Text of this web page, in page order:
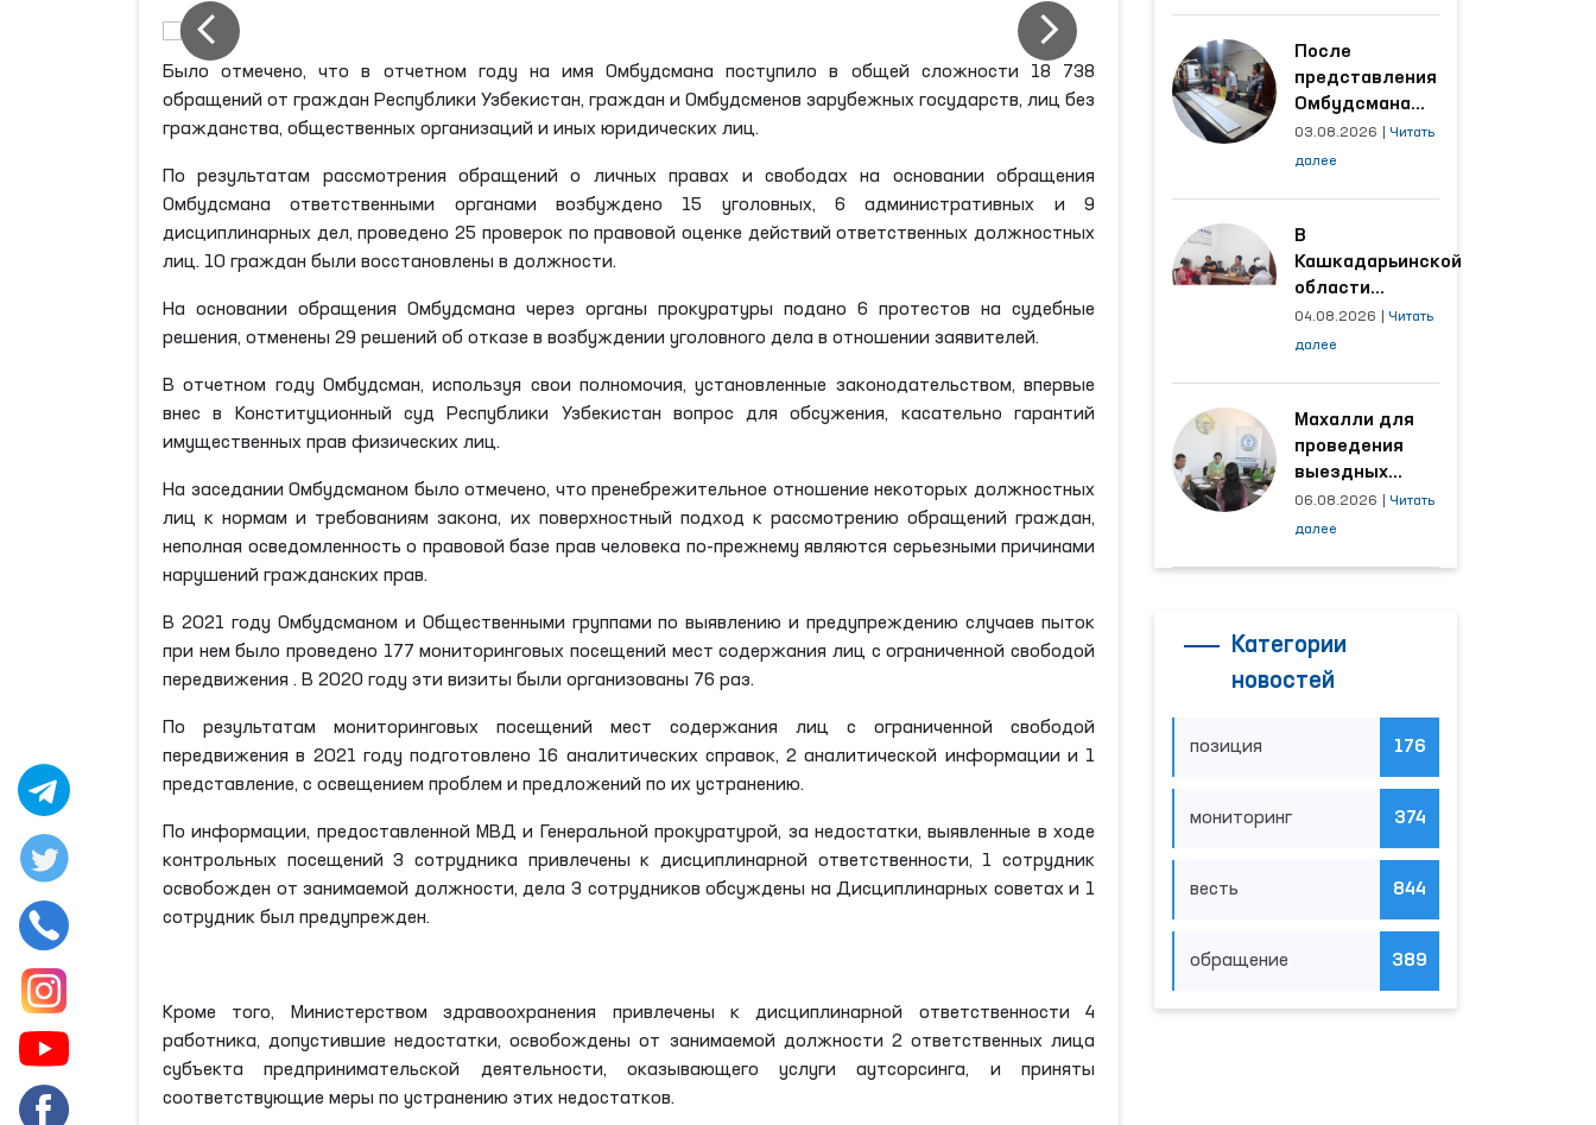
Было отмечено, что в отчетном году на имя Омбудсмана поступило в общей сложности 18 738
обращений от граждан Республики Узбекистан, граждан и Омбудсменов зарубежных государств, лиц без
гражданства, общественных организаций и иных юридических лиц.
По результатам рассмотрения обращений о личных правах и свободах на основании обращения
Омбудсмана ответственными органами возбуждено 15 уголовных, 6 административных и 9
дисциплинарных дел, проведено 25 проверок по правовой оценке действий ответственных должностных
лиц. 10 граждан были восстановлены в должности.
На основании обращения Омбудсмана через органы прокуратуры подано 6 протестов на судебные
решения, отменены 29 решений об отказе в возбуждении уголовного дела в отношении заявителей.
В отчетном году Омбудсман, используя свои полномочия, установленные законодательством, впервые
внес в Конституционный суд Республики Узбекистан вопрос для обсужения, касательно гарантий
имущественных прав физических лиц.
На заседании Омбудсманом было отмечено, что пренебрежительное отношение некоторых должностных
лиц к нормам и требованиям закона, их поверхностный подход к рассмотрению обращений граждан,
неполная осведомленность о правовой базе прав человека по-прежнему являются серьезными причинами
нарушений гражданских прав.
В 2021 году Омбудсманом и Общественными группами по выявлению и предупреждению случаев пыток
при нем было проведено 177 мониторинговых посещений мест содержания лиц с ограниченной свободой
передвижения . В 2020 году эти визиты были организованы 76 раз.
По результатам мониторинговых посещений мест содержания лиц с ограниченной свободой
передвижения в 2021 году подготовлено 16 аналитических справок, 2 аналитической информации и 1
представление, с освещением проблем и предложений по их устранению.
По информации, предоставленной МВД и Генеральной прокуратурой, за недостатки, выявленные в ходе
контрольных посещений 3 сотрудника привлечены к дисциплинарной ответственности, 1 сотрудник
освобожден от занимаемой должности, дела 3 сотрудников обсуждены на Дисциплинарных советах и 1
сотрудник был предупрежден.
Кроме того, Министерством здравоохранения привлечены к дисциплинарной ответственности 4
работника, допустившие недостатки, освобождены от занимаемой должности 2 ответственных лица
субъекта предпринимательской деятельности, оказывающего услуги аутсорсинга, и приняты
соответствующие меры по устранению этих недостатков.
области
После
представления
Омбудсмана
улучшены
условия на
трудятся
осуждённые
03.08.2026
Читать
далее
В
Кашкадарьинской
области
налажена
адресная работа
наибольшее
количество
обращений
04.08.2026
Читать
далее
Махалли для
проведения
выездных
приёмов
определяются
06.08.2026
Читать
далее
Категории
новостей
позиция 176
мониторинг 374
весть 844
обращение 389